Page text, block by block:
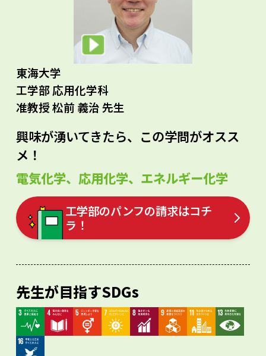
東海大学
工学部 応用化学科
准教授 松前 義治 先生
興味が湧いてきたら、この学問がオスス
メ！
電気化学、応用化学、エネルギー化学
工学部のパンフの請求はコチ
ラ！
先生が目指すSDGs